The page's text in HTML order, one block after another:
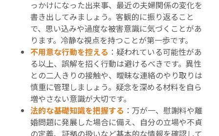
っかけになった出来事、最近の夫婦関係の変化を
書き出してみましょう。客観的に振り返ること
で、思い込みや過度な被害意識に気づくことがあ
ります。冷静な視点を持つことが第一歩です。
不用意な行動を控える ：疑われている可能性があ
る以上、誤解を招く行動は避けるべきです。異性
との二人きりの接触や、曖昧な連絡のやり取りは
慎重に管理しましょう。疑念を深める材料を自ら
増やさない意識が大切です。
法的な基礎知識を把握する ：万が一、慰謝料や離
婚問題に発展した場合に備え、自分の立場や不貞
の定義、証拠の扱いなど基本的な情報を確認して